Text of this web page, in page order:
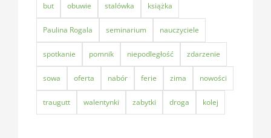
but obuwie stalówka książka
Paulina Rogala seminarium nauczyciele
spotkanie pomnik niepodległość zdarzenie
sowa oferta nabór ferie zima nowości
traugutt walentynki zabytki droga kolej